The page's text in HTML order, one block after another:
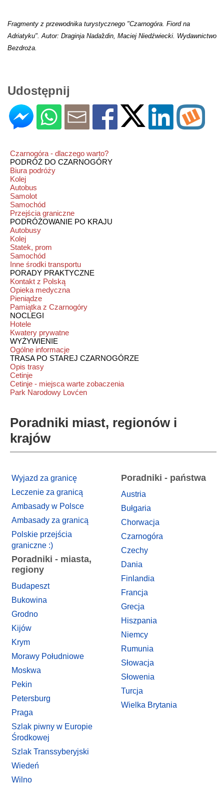
Fragmenty z przewodnika turystycznego "Czarnogóra. Fiord na
Adriatyku". Autor: Draginja Nadaždin, Maciej Niedźwiecki. Wydawnictwo
Bezdroża.
Udostępnij
Czarnogóra - dlaczego warto?
PODRÓŻ DO CZARNOGÓRY
Biura podróży
Kolej
Autobus
Samolot
Samochód
Przejścia graniczne
PODRÓŻOWANIE PO KRAJU
Autobusy
Kolej
Statek, prom
Samochód
Inne środki transportu
PORADY PRAKTYCZNE
Kontakt z Polską
Opieka medyczna
Pieniądze
Pamiątka z Czarnogóry
NOCLEGI
Hotele
Kwatery prywatne
WYŻYWIENIE
Ogólne informacje
TRASA PO STAREJ CZARNOGÓRZE
Opis trasy
Cetinje
Cetinje - miejsca warte zobaczenia
Park Narodowy Lovćen
Poradniki miast, regionów i
krajów
Wyjazd za granicę
Leczenie za granicą
Ambasady w Polsce
Ambasady za granicą
Polskie przejścia
graniczne :)
Poradniki - miasta,
regiony
Budapeszt
Bukowina
Grodno
Kijów
Krym
Morawy Południowe
Moskwa
Pekin
Petersburg
Praga
Szlak piwny w Europie
Środkowej
Szlak Transsyberyjski
Wiedeń
Wilno
Poradniki - państwa
Austria
Bułgaria
Chorwacja
Czarnogóra
Czechy
Dania
Finlandia
Francja
Grecja
Hiszpania
Niemcy
Rumunia
Słowacja
Słowenia
Turcja
Wielka Brytania